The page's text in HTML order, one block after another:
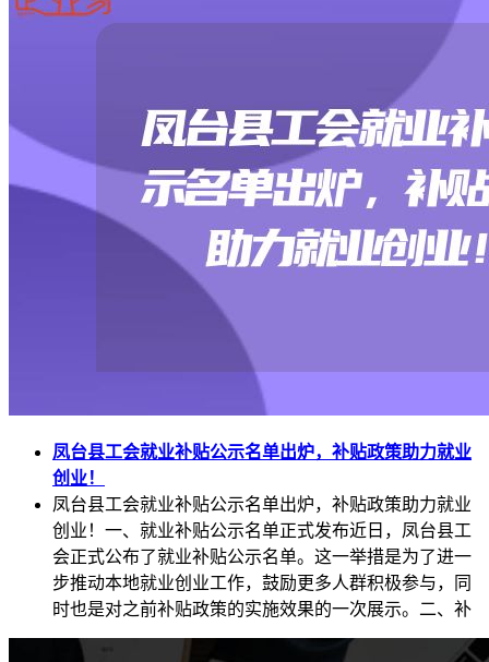
凤台县工会就业补贴公示名单出炉，补贴政策助力就业
创业！
凤台县工会就业补贴公示名单出炉，补贴政策助力就业
创业！一、就业补贴公示名单正式发布近日，凤台县工
会正式公布了就业补贴公示名单。这一举措是为了进一
步推动本地就业创业工作，鼓励更多人群积极参与，同
时也是对之前补贴政策的实施效果的一次展示。二、补